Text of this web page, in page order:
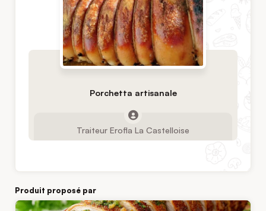
Porchetta artisanale
Traiteur Erofla La Castelloise
Produit proposé par